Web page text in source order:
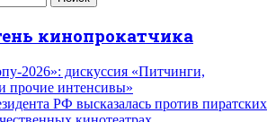
кинопрокатчика
2026»: дискуссия «Питчинги,
прочие интенсивы»
РФ высказалась против пиратских